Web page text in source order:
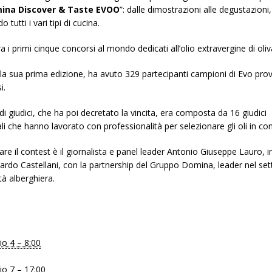
Discover & Taste EVOO”: dalle dimostrazioni alle degustazioni,
tutti i vari tipi di cucina.
i primi cinque concorsi al mondo dedicati all’olio extravergine di
sua prima edizione, ha avuto 329 partecipanti campioni di Evo
giudici, che ha poi decretato la vincita, era composta da 16 giudici
che hanno lavorato con professionalità per selezionare gli oli in
il contest è il giornalista e panel leader Antonio Giuseppe Lauro,
Castellani, con la partnership del Gruppo Domina, leader nel
alberghiera.
4 – 8:00
7 – 17:00